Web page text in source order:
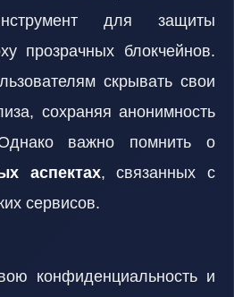
для защиты
прозрачных блокчейнов.
скрывать свои
сохраняя анонимность
важно помнить о
аспектах, связанных с
сервисов.
конфиденциальность и